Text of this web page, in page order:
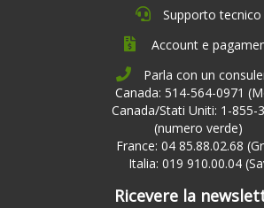
Supporto tecnico
Account e
Parla con un
Canada: 514-564-0971
Canada/Stati Uniti: 1-855-
(numero verde)
France: 04 85.88.02.68
Italia: 019 910.00.04
Ricevere la